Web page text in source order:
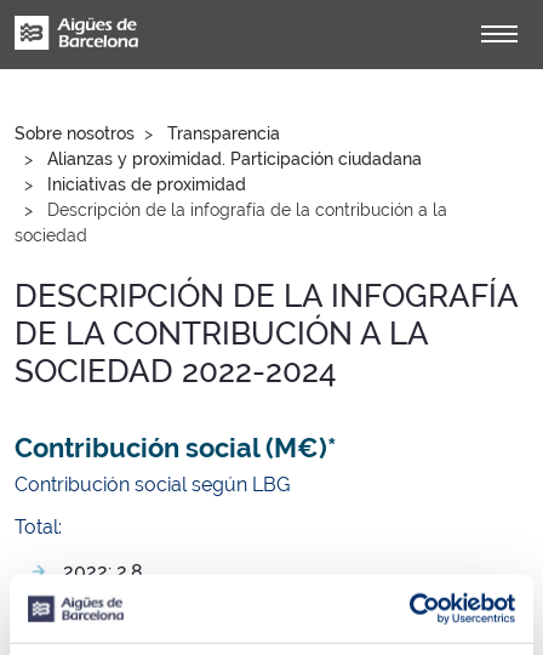
Sobre nosotros
Transparencia
Alianzas y proximidad. Participación ciudadana
Iniciativas de proximidad
Descripción de la infografía de la contribución a la
sociedad
DESCRIPCIÓN DE LA INFOGRAFÍA
DE LA CONTRIBUCIÓN A LA
SOCIEDAD 2022-2024
Contribución social (M€)*
Contribución social según LBG
Total:
2022: 2,8
2023: 2,5